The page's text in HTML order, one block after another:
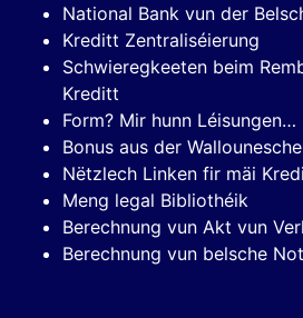
National Bank vun der
Kreditt Zentraliséierung
Schwieregkeeten beim
Kreditt
Form? Mir hunn Léisungen…
Bonus aus der
Nëtzlech Linken fir mäi
Meng legal Bibliothéik
Berechnung vun Akt vun
Berechnung vun belsche